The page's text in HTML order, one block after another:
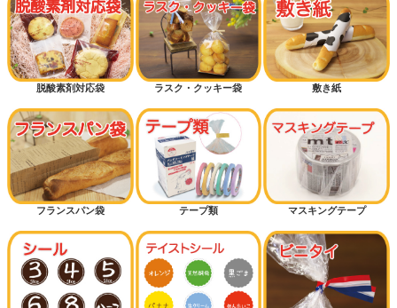
脱酸素剤対応袋 ラスク・クッキー袋 敷き紙
フランスパン袋 テープ類 マスキングテープ